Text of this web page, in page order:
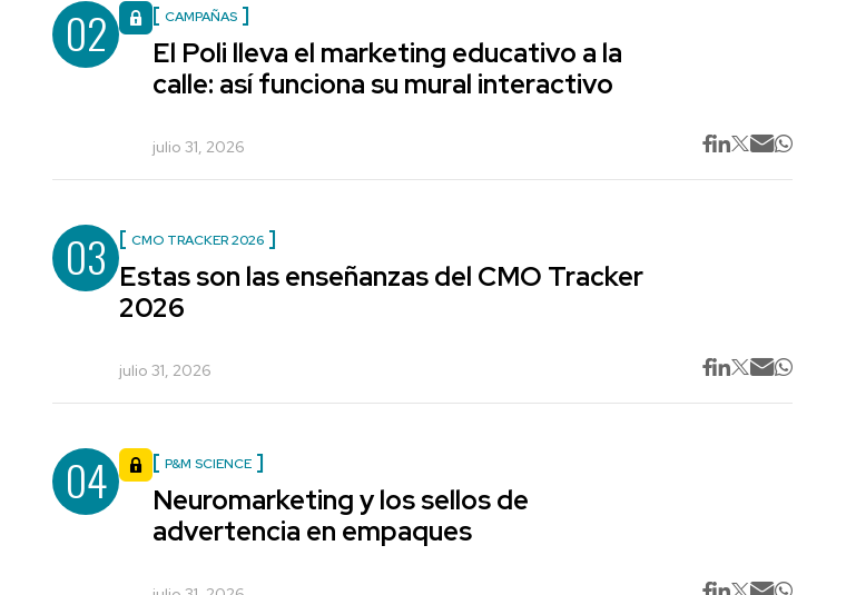
02 CAMPAÑAS
El Poli lleva el marketing educativo a la
calle: así funciona su mural interactivo
julio 31, 2026
03 CMO TRACKER 2026
Estas son las enseñanzas del CMO Tracker
2026
julio 31, 2026
04 P&M SCIENCE
Neuromarketing y los sellos de
advertencia en empaques